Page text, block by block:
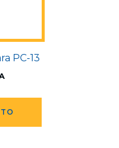
PC-13